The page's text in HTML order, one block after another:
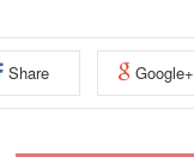
Share Google+